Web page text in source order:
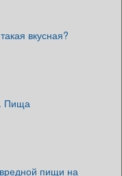
вкусная?
Пища
пищи на